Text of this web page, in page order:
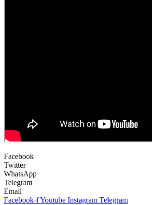
Facebook
Twitter
WhatsApp
Telegram
Email
Facebook-fYoutube Instagram Telegram